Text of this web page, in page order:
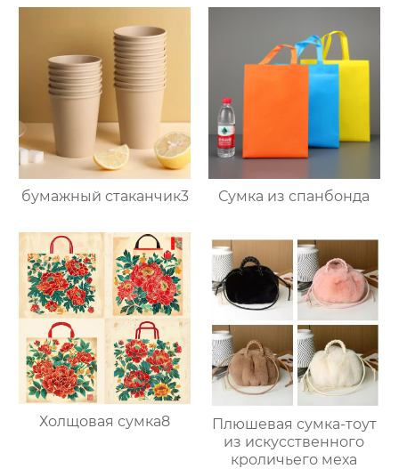
бумажный стаканчик3 Сумка из спанбонда
Холщовая сумка8
Плюшевая сумка-тоут
из искусственного
кроличьего меха